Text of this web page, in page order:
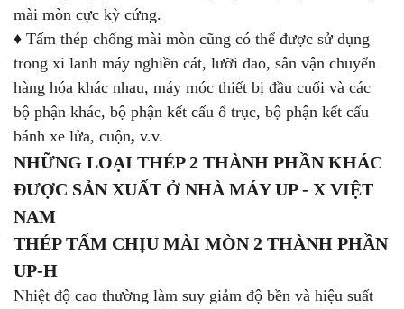
mài mòn cực kỳ cứng.
♦ Tấm thép chống mài mòn cũng có thể được sử dụng
trong xi lanh máy nghiền cát, lưỡi dao, sân vận chuyển
hàng hóa khác nhau, máy móc thiết bị đầu cuối và các
bộ phận khác, bộ phận kết cấu ổ trục, bộ phận kết cấu
bánh xe lửa, cuộn, v.v.
NHỮNG LOẠI THÉP 2 THÀNH PHẦN KHÁC
ĐƯỢC SẢN XUẤT Ở NHÀ MÁY UP - X VIỆT
NAM
THÉP TẤM CHỊU MÀI MÒN 2 THÀNH PHẦN
UP-H
Nhiệt độ cao thường làm suy giảm độ bền và hiệu suất